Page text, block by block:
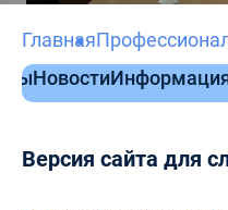
Главная
Новости
Версия сайта для